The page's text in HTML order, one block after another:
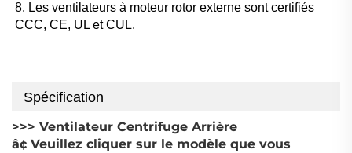
8. Les ventilateurs à moteur rotor externe sont certifiés
CCC, CE, UL et CUL.
Spécification
>>> Ventilateur Centrifuge Arrière
â¢ Veuillez cliquer sur le modèle que vous